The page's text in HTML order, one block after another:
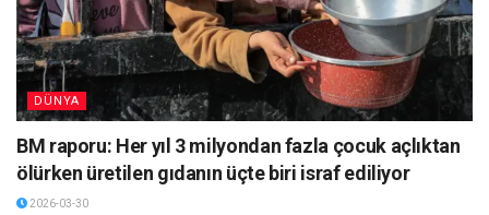
DÜNYA
BM raporu: Her yıl 3 milyondan fazla çocuk açlıktan
ölürken üretilen gıdanın üçte biri israf ediliyor
2026-03-30